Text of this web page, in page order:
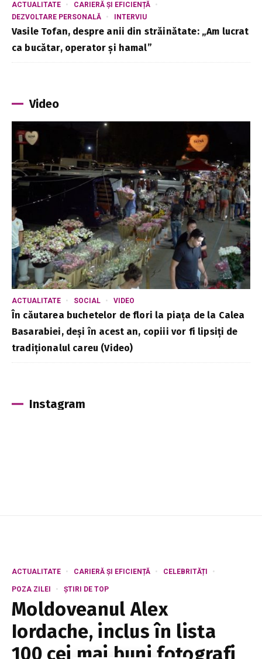
ACTUALITATE
CARIERĂ ȘI EFICIENȚĂ
DEZVOLTARE PERSONALĂ
INTERVIU
Vasile Tofan, despre anii din străinătate: „Am lucrat
ca bucătar, operator și hamal”
Video
ACTUALITATE SOCIAL VIDEO
În căutarea buchetelor de flori la piața de la Calea
Basarabiei, deși în acest an, copiii vor fi lipsiți de
tradiționalul careu (Video)
Instagram
ACTUALITATE CARIERĂ ȘI EFICIENȚĂ CELEBRITĂȚI
POZA ZILEI ȘTIRI DE TOP
Moldoveanul Alex
Iordache, inclus în lista
100 cei mai buni fotografi